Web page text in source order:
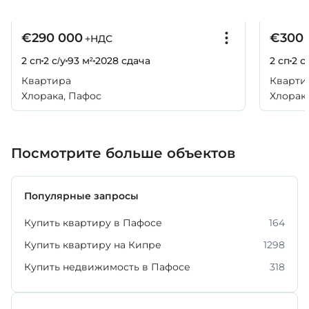
€290 000+НДС
2 сп2 с/у93 м²2028 сдача
Квартира
Хлорака, Пафос
€300
2 сп2
Посмотрите больше объектов
Популярные запросы
Купить квартиру в Пафосе
164
Купить квартиру на Кипре
1298
Купить недвижимость в Пафосе
318